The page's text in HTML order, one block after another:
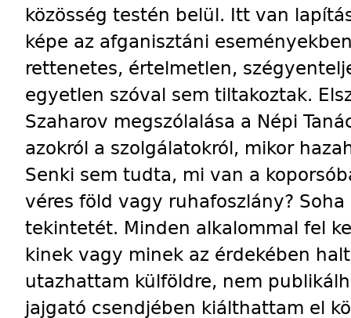
közösség testén belül. Itt van
képe az afganisztáni
rettenetes, értelmetlen,
egyetlen szóval sem tiltakoztak.
Szaharov megszólalása a Népi
azokról a szolgálatokról, mikor
Senki sem tudta, mi van a
véres föld vagy ruhafoszlány?
tekintetét. Minden alkalommal fel
kinek vagy minek az érdekében
utazhattam külföldre, nem
jajgató csendjében kiálthattam el